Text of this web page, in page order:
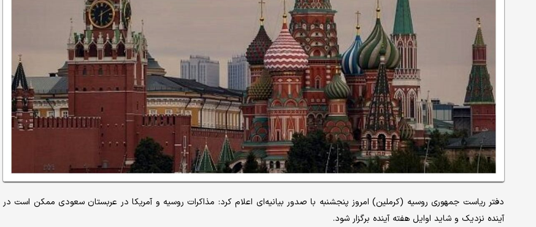
دفتر ریاست جمهوری روسیه (کرملین) امروز پنجشنبه با صدور بیانیه‌ای اعلام کرد: مذاکرات روسیه و آمریکا در عربستان سعودی ممکن است در
آینده نزدیک و شاید اوایل هفته آینده برگزار شود.